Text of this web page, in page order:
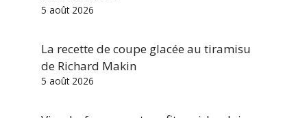
5 août 2026
La recette de coupe glacée au tiramisu
de Richard Makin
5 août 2026